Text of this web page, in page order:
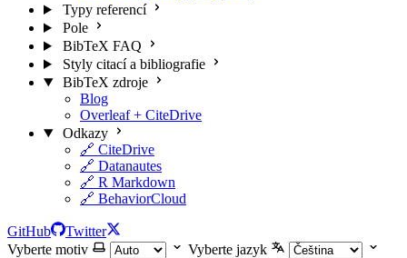
Typy referencí
Pole
BibTeX FAQ
Styly citací a bibliografie
BibTeX zdroje
Blog
Overleaf + CiteDrive
Odkazy
🔗 CiteDrive
🔗 Datanautes
🔗 R Markdown
🔗 BehaviorCloud
GitHub
Twitter
Vyberte motiv
Vyberte jazyk